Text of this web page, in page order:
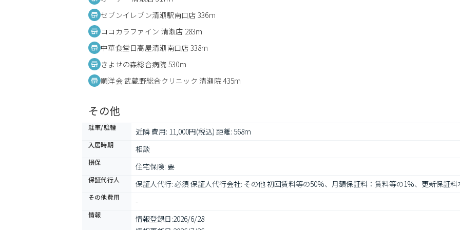
セブンイレブン清瀬駅南口店 336m
ココカラファイン 清瀬店 283m
中華食堂日高屋清瀬南口店 338m
きよせの森総合病院 530m
順洋会 武蔵野総合クリニック 清瀬院 435m
その他
駐車/駐輪 近隣 費用: 11,000円(税込) 距離: 568m
入居時期 相談
損保 住宅保険: 要
保証代行人 保証人代行: 必須 保証人代行会社: その他 初回賃料等の50%、月額保証料：賃料等の1%、更新保証料
その他費用 -
情報 情報登録日:2026/6/28